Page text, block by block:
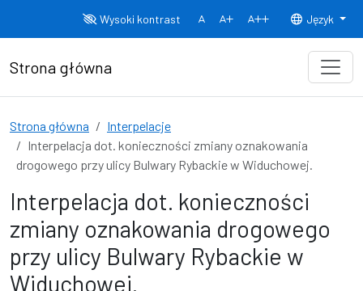
Wysoki kontrast
Normalny rozmiar czcionki
Rozmiar czcionki 150% Rozmiar
Język
Strona główna
Strona główna
Interpelacje
Interpelacja dot. konieczności zmiany oznakowania
drogowego przy ulicy Bulwary Rybackie w Widuchowej.
Interpelacja dot. konieczności
zmiany oznakowania drogowego
przy ulicy Bulwary Rybackie w
Widuchowej.